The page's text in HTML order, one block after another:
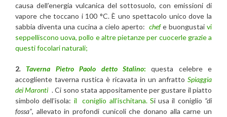
causa dell’energia vulcanica del sottosuolo, con emissioni di
vapore che toccano i 100 °C. È uno spettacolo unico dove la
sabbia diventa una cucina a cielo aperto: chefe buongustai vi
seppelliscono uova, pollo e altre pietanze per cuocerle grazie a
questi focolari naturali;
2.Taverna Pietro Paolo detto Stalino:questa celebre e
accogliente taverna rustica è ricavata in un anfratto Spiaggia
dei Maronti . Ci sono stata appositamente per gustare il piatto
simbolo dell’isola: il coniglio all’ischitana. Si usa il coniglio “di
fossa”, allevato in profondi cunicoli che donano alla carne un